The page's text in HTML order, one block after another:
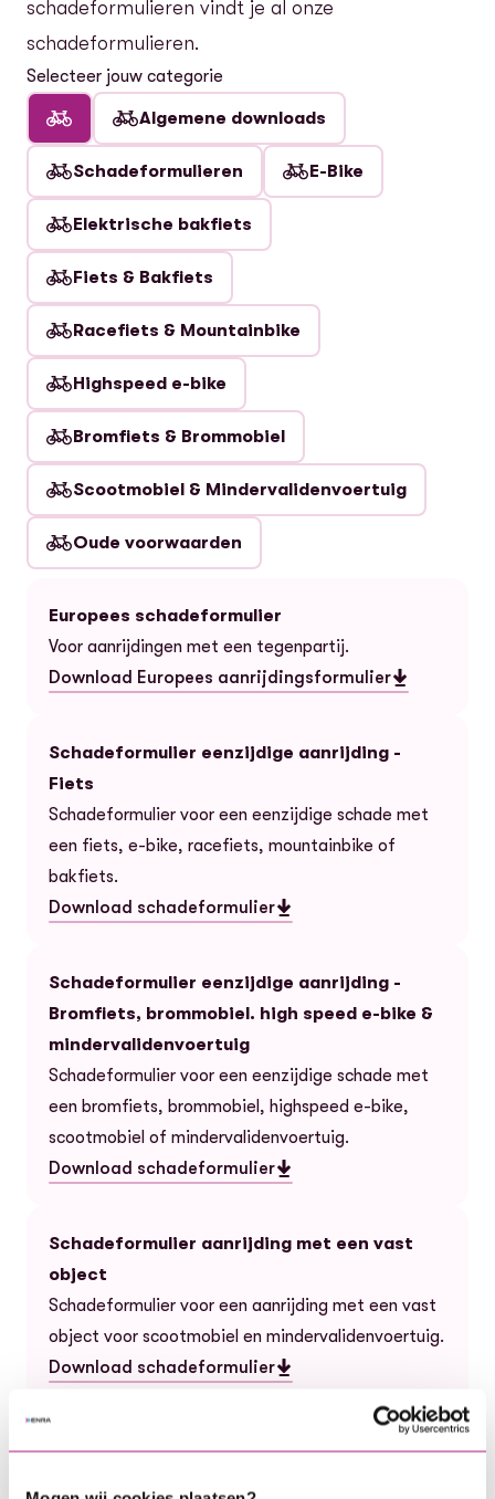
schadeformulieren vindt je al onze
schadeformulieren.
Selecteer jouw categorie
Algemene downloads
Schadeformulieren E-Bike
Elektrische bakfiets
Fiets & Bakfiets
Racefiets & Mountainbike
Highspeed e-bike
Bromfiets & Brommobiel
Scootmobiel & Mindervalidenvoertuig
Oude voorwaarden
Europees schadeformulier
Voor aanrijdingen met een tegenpartij.
Download Europees aanrijdingsformulier
— Europees schadeformulier
Schadeformulier eenzijdige aanrijding -
Fiets
Schadeformulier voor een eenzijdige schade met
een fiets, e-bike, racefiets, mountainbike of
bakfiets.
Download schadeformulier
— Schadeformulier eenzijdige aanrijding - Fiets
Schadeformulier eenzijdige aanrijding -
Bromfiets, brommobiel. high speed e-bike &
mindervalidenvoertuig
Schadeformulier voor een eenzijdige schade met
een bromfiets, brommobiel, highspeed e-bike,
scootmobiel of mindervalidenvoertuig.
Download schadeformulier
— Schadeformulier eenzijdige aanrijding -
Schadeformulier aanrijding met een vast
object
Schadeformulier voor een aanrijding met een vast
object voor scootmobiel en mindervalidenvoertuig.
Download schadeformulier
— Schadeformulier aanrijding met een vast object